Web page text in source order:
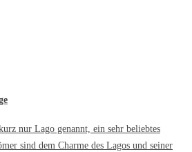
nur Lago genannt, ein sehr beliebtes
sind dem Charme des Lagos und seiner